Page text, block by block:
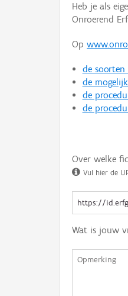
Heb je als
Onroerend
Op
de soorten
de
de
de
Over welke
Vul hier de
Wat is jouw